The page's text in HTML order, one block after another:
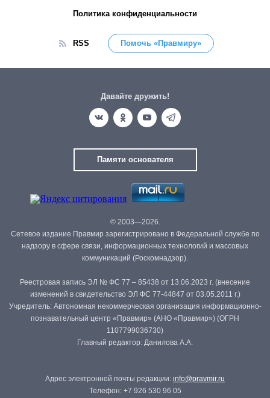
Политика конфиденциальности
RSS Помочь «Правмиру»
Давайте дружить!
Памяти основателя
© 2003—2026.
Сетевое издание Правмир зарегистрировано в Федеральной службе по
надзору в сфере связи, информационных технологий и массовых
коммуникаций (Роскомнадзор).
Реестровая запись ЭЛ № ФС 77 – 85438 от 13.06.2023 г. (внесение
изменений в свидетельство ЭЛ ФС 77-44847 от 03.05.2011 г.)
Учредитель: Автономная некоммерческая организация информационно-
познавательный центр «Правмир» (АНО «Правмир») (ОГРН
1107799036730)
Главный редактор: Данилова А.А.
Адрес электронной почты редакции: info@pravmir.ru
Телефон: +7 926 530 96 05